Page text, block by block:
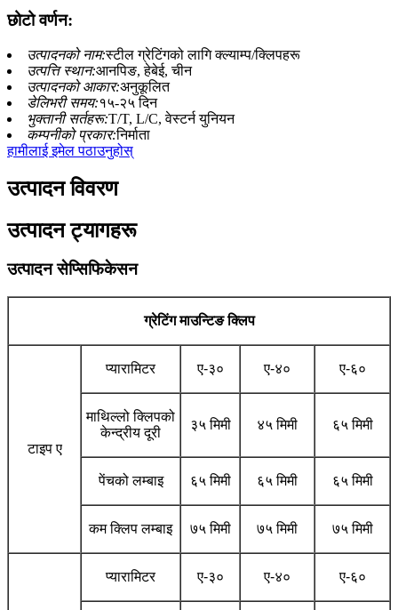
छोटो वर्णन:
उत्पादनको नाम:स्टील ग्रेटिंगको लागि क्ल्याम्प/क्लिपहरू
उत्पत्ति स्थान:आनपिङ, हेबेई, चीन
उत्पादनको आकार:अनुकूलित
डेलिभरी समय:१५-२५ दिन
भुक्तानी सर्तहरू:T/T, L/C, वेस्टर्न युनियन
कम्पनीको प्रकार:निर्माता
हामीलाई इमेल पठाउनुहोस्
उत्पादन विवरण
उत्पादन ट्यागहरू
उत्पादन सेप्सिफिकेसन
ग्रेटिंग माउन्टिङ क्लिप
टाइप ए
प्यारामिटर ए-३० ए-४० ए-६०
माथिल्लो क्लिपको
केन्द्रीय दूरी
३५ मिमी ४५ मिमी ६५ मिमी
पेंचको लम्बाइ ६५ मिमी ६५ मिमी ६५ मिमी
कम क्लिप लम्बाइ ७५ मिमी ७५ मिमी ७५ मिमी
प्यारामिटर ए-३० ए-४० ए-६०